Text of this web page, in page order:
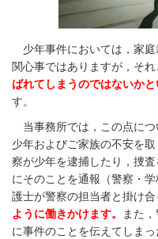
少年事件においては，家庭
関心事ではありますが，それ
ばれてしまうのではないか
す。
当事務所では，この点につ
少年およびご家族の不安を
察が少年を逮捕したり，捜
にそのことを通報（警察・
護士が警察の担当者と掛け合
ように働きかけます。
また
に事件のことを伝えてしま